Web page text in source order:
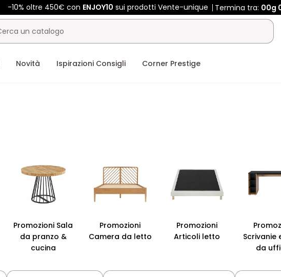
-10% oltre 450€ con ENJOY10 sui prodotti Vente-unique Termina tra: 00g
Novità Ispirazioni Consigli Corner Prestige
Promozioni Sala
da pranzo &
cucina
Promozioni
Camera da letto
Promozioni
Articoli letto
Scrivanie
da